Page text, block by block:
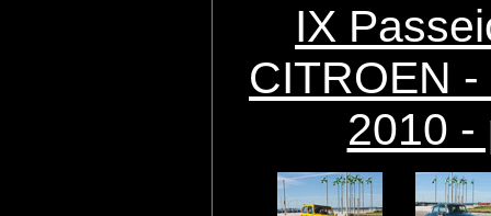
IX
CITROEN
2010 -